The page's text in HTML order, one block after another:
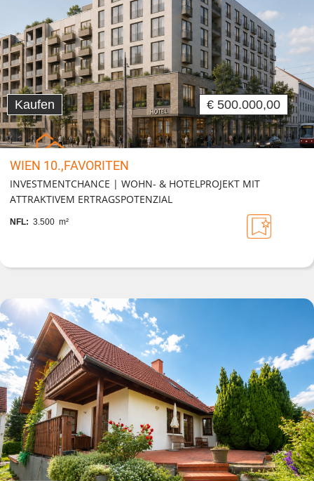
Kaufen € 500.000,00
WIEN 10.,FAVORITEN
INVESTMENTCHANCE | WOHN- & HOTELPROJEKT MIT
ATTRAKTIVEM ERTRAGSPOTENZIAL
NFL: 3.500 m²